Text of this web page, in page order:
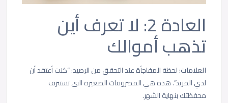
العادة 2: لا تعرف أين
تذهب أموالك
العلامات:لحظة المفاجأة عند التحقق من الرصيد: “كنت أعتقد أن
لدي المزيد”. هذه هي المصروفات الصغيرة التي تستنزف
محفظتك بنهاية الشهر.